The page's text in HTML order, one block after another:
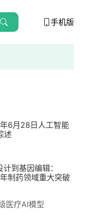
手机版
6月28日人工智能
述
计到基因编辑：
制药领域重大突破
医疗AI模型